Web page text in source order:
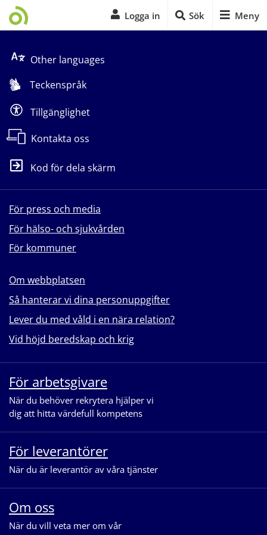
Logga in Sök Meny
Other languages
Teckenspråk
Tillgänglighet
Kontakta oss
Kod för dela skärm
För press och media
För hälso- och sjukvården
För kommuner
Om webbplatsen
Så hanterar vi dina personuppgifter
Lever du med våld i en nära relation?
Vid höjd beredskap och krig
För arbetsgivare
När du behöver rekrytera hjälper vi
dig att hitta värdefull kompetens
För leverantörer
När du är leverantör av våra tjänster
Om oss
När du vill veta mer om vår